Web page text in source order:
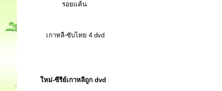
รอยแค้น
เกาหลี-ซับไทย 4 dvd
ใหม่-ซีรีย์เกาหลีถูก dvd